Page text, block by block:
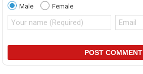
Male Female
POST COMMENT